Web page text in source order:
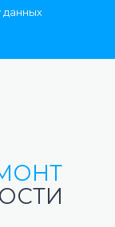
данных